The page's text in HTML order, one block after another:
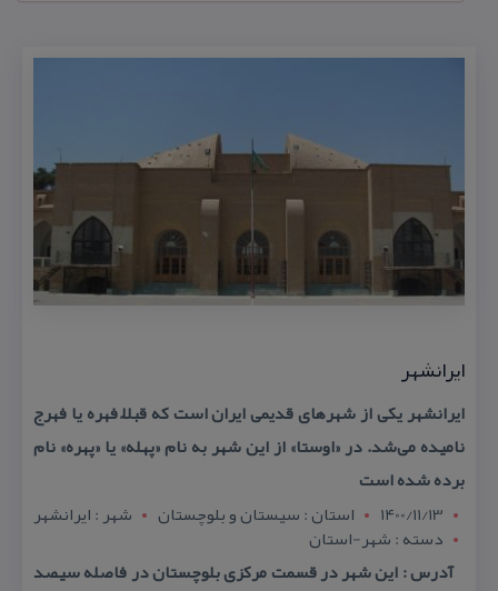
ایرانشهر
ایرانشهر یكی از شهرهای قدیمی ایران است كه قبلاً فهره یا فهرج
نامیده می‌شد. در «اوستا» از این شهر به نام «پهله» یا «پهره» نام
برده شده است
1400/11/13
استان : سيستان و بلوچستان شهر : ايرانشهر
دسته : شهر-استان
آدرس : این شهر در قسمت مركزی بلوچستان در فاصله سیصد